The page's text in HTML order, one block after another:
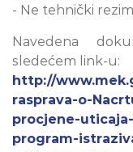
- Ne tehnički
Navedena
sledećem link-u:
http://
rasprava-o-
procjene-
program-